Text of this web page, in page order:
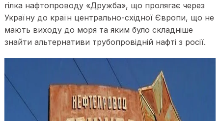
гілка нафтопроводу «Дружба», що пролягає через
Україну до країн центрально-східної Європи, що не
мають виходу до моря та яким було складніше
знайти альтернативи трубопровідній нафті з росії.